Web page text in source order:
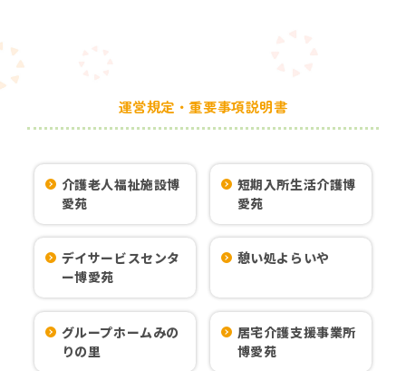
運営規定・重要事項説明書
介護老人福祉施設博
愛苑
短期入所生活介護博
愛苑
デイサービスセンタ
ー博愛苑
憩い処よらいや
グループホームみの
りの里
居宅介護支援事業所
博愛苑